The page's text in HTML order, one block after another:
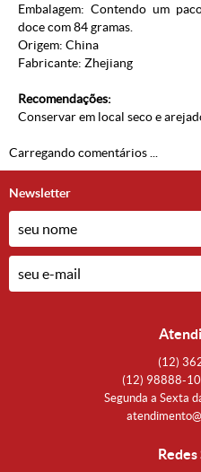
Embalagem: Contendo um
doce com 84 gramas.
Origem: China
Fabricante: Zhejiang
Recomendações:
Conservar em local seco e
Carregando comentários ...
Newsletter
(12)
(12) 98888-
Segunda a Sexta
Redes